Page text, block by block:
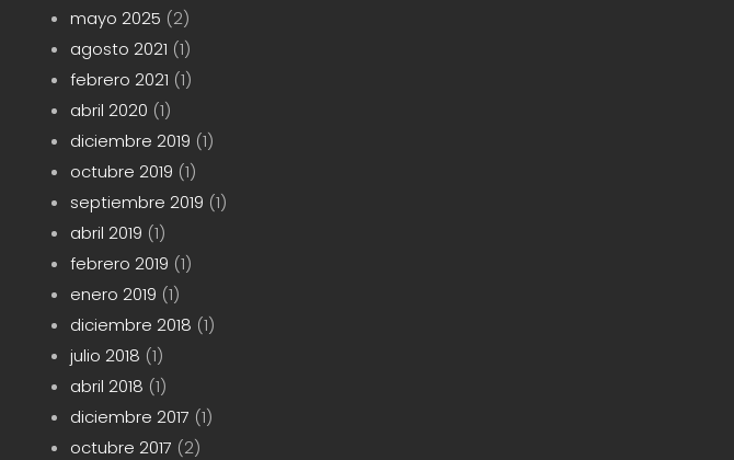
mayo 2025 (2)
agosto 2021 (1)
febrero 2021 (1)
abril 2020 (1)
diciembre 2019 (1)
octubre 2019 (1)
septiembre 2019 (1)
abril 2019 (1)
febrero 2019 (1)
enero 2019 (1)
diciembre 2018 (1)
julio 2018 (1)
abril 2018 (1)
diciembre 2017 (1)
octubre 2017 (2)